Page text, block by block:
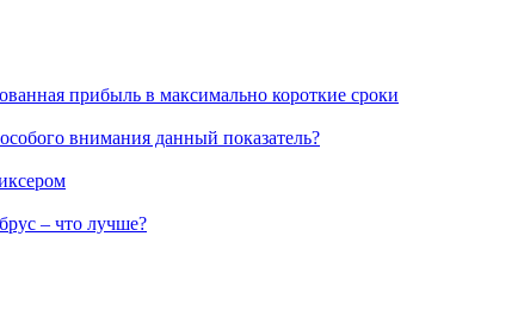
прибыль в максимально короткие сроки
внимания данный показатель?
– что лучше?